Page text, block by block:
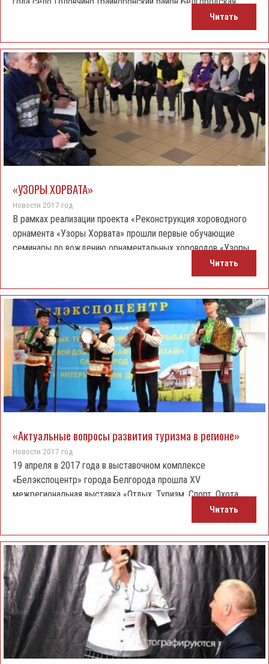
Читать
«УЗОРЫ ХОРВАТА»
Новости 2017 год
В рамках реализации проекта «Реконструкция хороводного
орнамента «Узоры Хорвата» прошли первые обучающие
семинары по вождению орнаментальных хороводов «Узоры
Хорвата», которые пройдут в рамках III Международного
фестиваля народного творчества «Успенская ярмарка –
Узорный хоровод».
Читать
«Актуальные вопросы развития туризма в регионе»
Новости 2017 год
19 апреля в 2017 года в выставочном комплексе
«Белэкспоцентр» города Белгорода прошла XV
межрегиональная выставка «Отдых. Туризм. Спорт. Охота.
Читать